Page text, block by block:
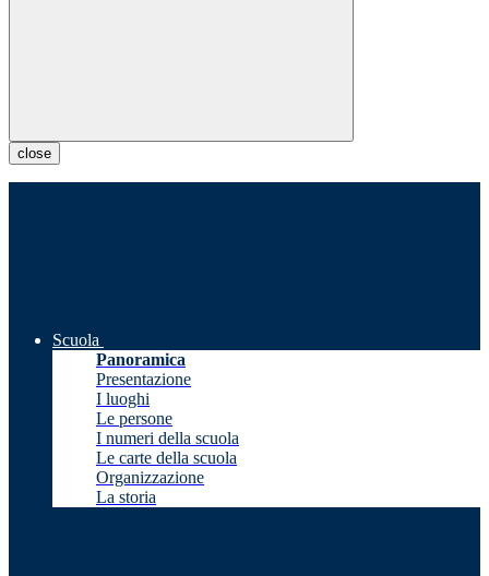
close
Scuola
Panoramica
Presentazione
I luoghi
Le persone
I numeri della scuola
Le carte della scuola
Organizzazione
La storia